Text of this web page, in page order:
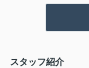
スタッフ紹介